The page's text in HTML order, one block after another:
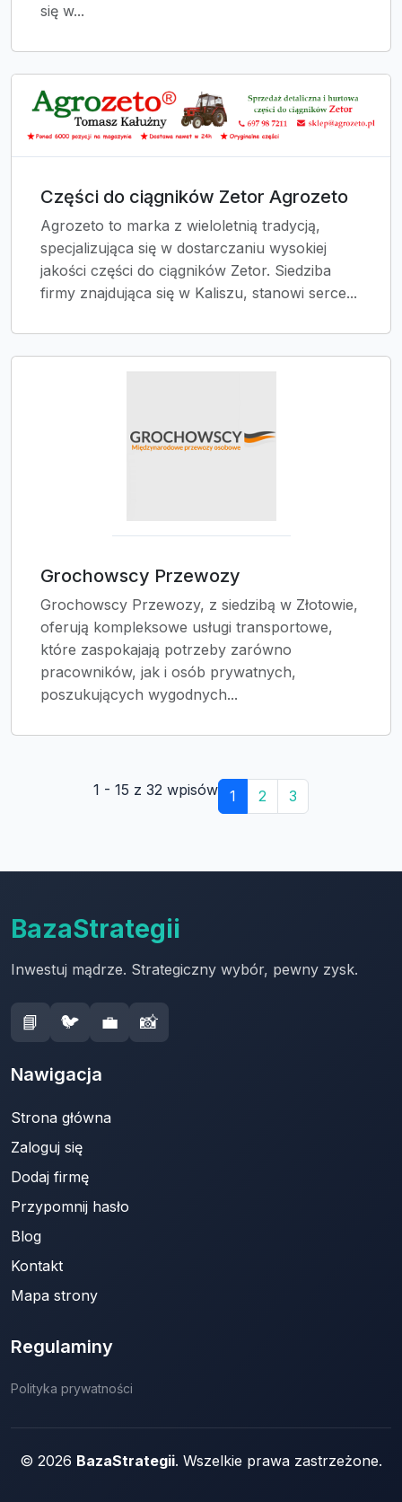
się w...
Części do ciągników Zetor Agrozeto
Agrozeto to marka z wieloletnią tradycją,
specjalizująca się w dostarczaniu wysokiej
jakości części do ciągników Zetor. Siedziba
firmy znajdująca się w Kaliszu, stanowi serce...
Grochowscy Przewozy
Grochowscy Przewozy, z siedzibą w Złotowie,
oferują kompleksowe usługi transportowe,
które zaspokajają potrzeby zarówno
pracowników, jak i osób prywatnych,
poszukujących wygodnych...
1 - 15 z 32 wpisów 1 2 3
BazaStrategii
Inwestuj mądrze. Strategiczny wybór, pewny zysk.
📘 🐦 💼 📸
Nawigacja
Strona główna
Zaloguj się
Dodaj firmę
Przypomnij hasło
Blog
Kontakt
Mapa strony
Regulaminy
Polityka prywatności
© 2026 BazaStrategii. Wszelkie prawa zastrzeżone.